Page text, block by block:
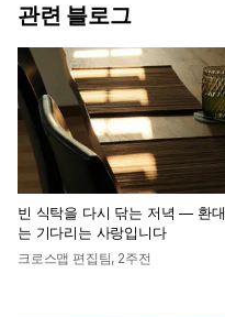
관련 블로그
빈 식탁을 다시 닦는 저녁 — 환대
는 기다리는 사랑입니다
크로스맵 편집팀, 2주전